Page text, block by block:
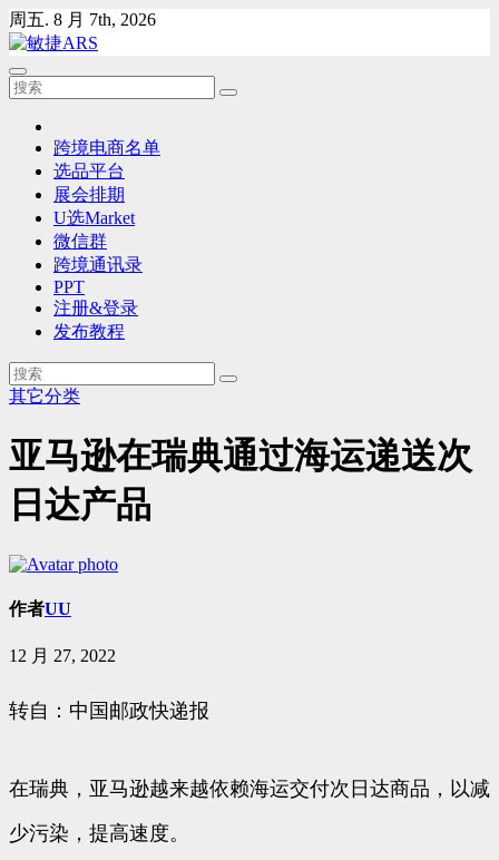
Skip
to
content
周五. 8 月 7th, 2026
跨境电商名单
选品平台
展会排期
U选Market
微信群
跨境通讯录
PPT
注册&登录
发布教程
其它分类
亚马逊在瑞典通过海运递送次
日达产品
作者UU
12 月 27, 2022
转自：中国邮政快递报
在瑞典，亚马逊越来越依赖海运交付次日达商品，以减
少污染，提高速度。